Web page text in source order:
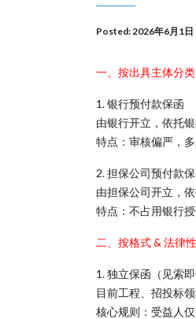
Posted:2026年6月1日
一、按出具主体分类
1. 银行预付款保函
由银行开立，依托
特点：审核偏严，
2. 担保公司预付款
由担保公司开立，
特点：不占用银行
二、按格式 & 法律
1. 独立保函（见索即
目前工程、招投标
核心规则：受益人